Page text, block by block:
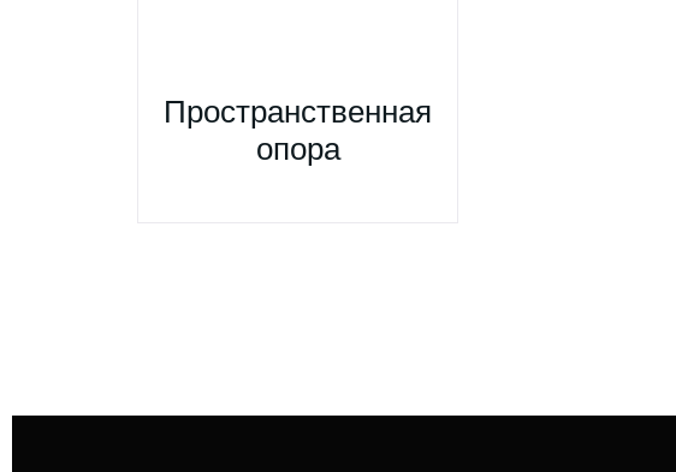
Пространственная
опора